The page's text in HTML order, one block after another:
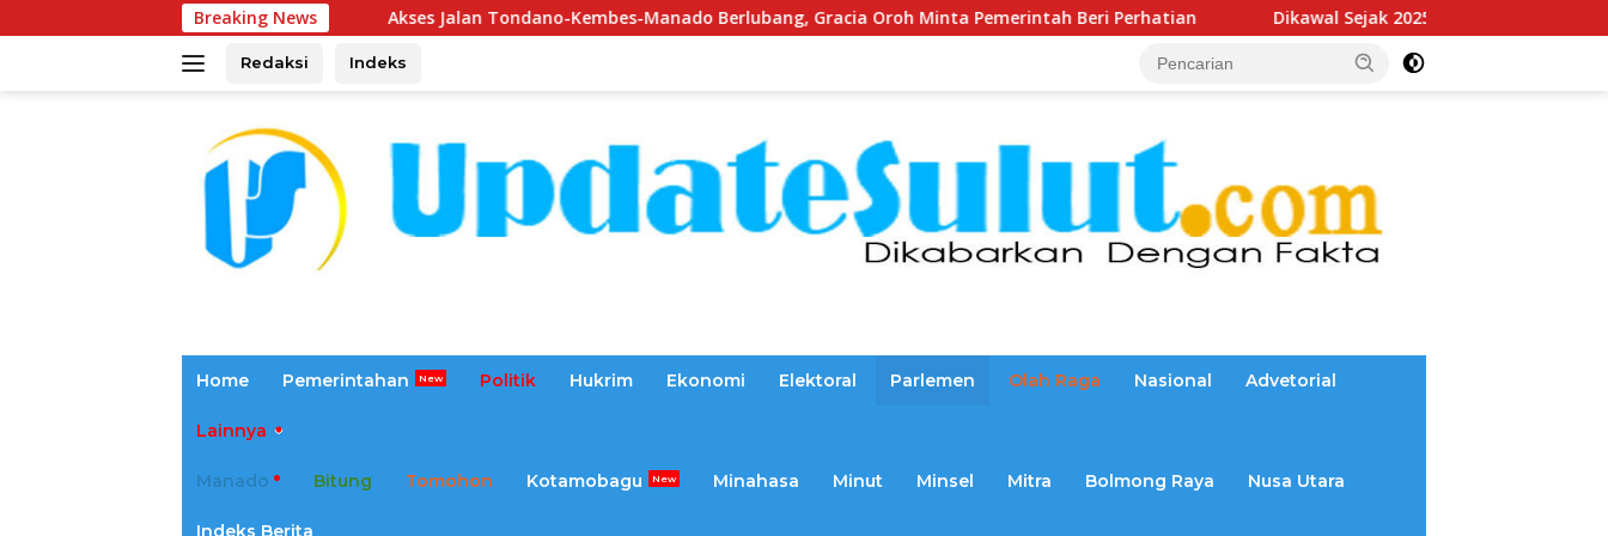
ke
Breaking News
Akses Jalan Tondano-Kembes-Manado Berlubang, Gracia Oroh Minta Pemerintah Beri Perhatian Dikawal Sejak 2025, Reamly Kandoli Sukses
Redaksi Indeks
Home Pemerintahan Politik Hukrim Ekonomi Elektoral Parlemen Olah Raga Nasional Advetorial
Lainnya
Manado Bitung Tomohon Kotamobagu Minahasa Minut Minsel Mitra Bolmong Raya Nusa Utara
Indeks Berita